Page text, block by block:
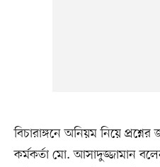
বিচারাঙ্গনে অনিয়ম নিয়ে প্রশ্নের
কর্মকর্তা মো. আসাদুজ্জামান